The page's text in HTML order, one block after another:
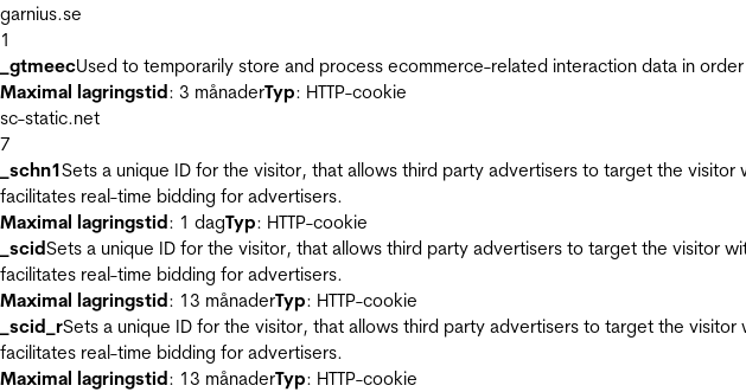
garnius.se
1
_gtmeecUsed to temporarily store and process ecommerce-related interaction data in
Maximal lagringstid: 3 månaderTyp: HTTP-cookie
sc-static.net
7
_schn1Sets a unique ID for the visitor, that allows third party advertisers to target the
facilitates real-time bidding for advertisers.
Maximal lagringstid: 1 dagTyp: HTTP-cookie
_scidSets a unique ID for the visitor, that allows third party advertisers to target the visitor
facilitates real-time bidding for advertisers.
Maximal lagringstid: 13 månaderTyp: HTTP-cookie
_scid_rSets a unique ID for the visitor, that allows third party advertisers to target the
facilitates real-time bidding for advertisers.
Maximal lagringstid: 13 månaderTyp: HTTP-cookie